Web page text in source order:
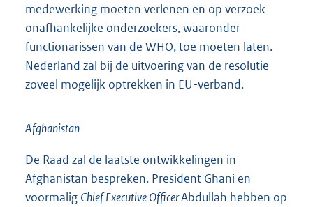
medewerking moeten verlenen en op verzoek
onafhankelijke onderzoekers, waaronder
functionarissen van de WHO, toe moeten laten.
Nederland zal bij de uitvoering van de resolutie
zoveel mogelijk optrekken in EU-verband.
Afghanistan
De Raad zal de laatste ontwikkelingen in
Afghanistan bespreken. President Ghani en
voormalig Chief Executive OfficerAbdullah hebben op